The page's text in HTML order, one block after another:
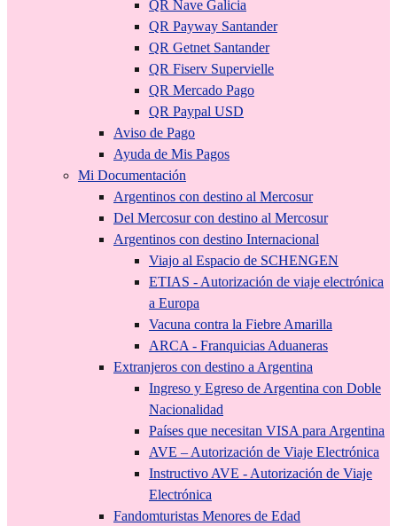
QR Nave Galicia
QR Payway Santander
QR Getnet Santander
QR Fiserv Supervielle
QR Mercado Pago
QR Paypal USD
Aviso de Pago
Ayuda de Mis Pagos
Mi Documentación
Argentinos con destino al Mercosur
Del Mercosur con destino al Mercosur
Argentinos con destino Internacional
Viajo al Espacio de SCHENGEN
ETIAS - Autorización de viaje electrónica
a Europa
Vacuna contra la Fiebre Amarilla
ARCA - Franquicias Aduaneras
Extranjeros con destino a Argentina
Ingreso y Egreso de Argentina con Doble
Nacionalidad
Países que necesitan VISA para Argentina
AVE – Autorización de Viaje Electrónica
Instructivo AVE - Autorización de Viaje
Electrónica
Fandomturistas Menores de Edad